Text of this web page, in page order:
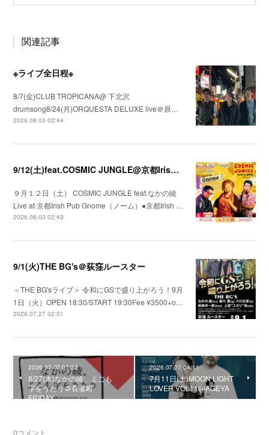
関連記事
※ライブ全日程※
8/7(金)CLUB TROPICANA@ 下北沢
drumsong8/24(月)ORQUESTA DELUXE live＠原…
2026.08.03 02:44
9/12(土)feat.COSMIC JUNGLE@京都Irish Pub Gnome（ノーム）
９月１２日（土） COSMIC JUNGLE feat.なかの綾
Live at 京都Irish Pub Gnome（ノーム）●京都Irish …
2026.08.03 02:43
9/1(火)THE BG's＠荻窪ルースター
＜THE BG'sライブ＞ 令和にGSで盛り上がろう！9月
1日（火）OPEN 18:30/START 19:30Fee ¥3500+o…
2026.07.27 02:51
2026.07.07 07:32
8/27(木)なかの綾、よこも
字をうたう＠長者町
FRIDAY
2026.07.02 04:11
7月11日(土)MOON LIGHT
LOVER VOL11@AGEYA
0コメント